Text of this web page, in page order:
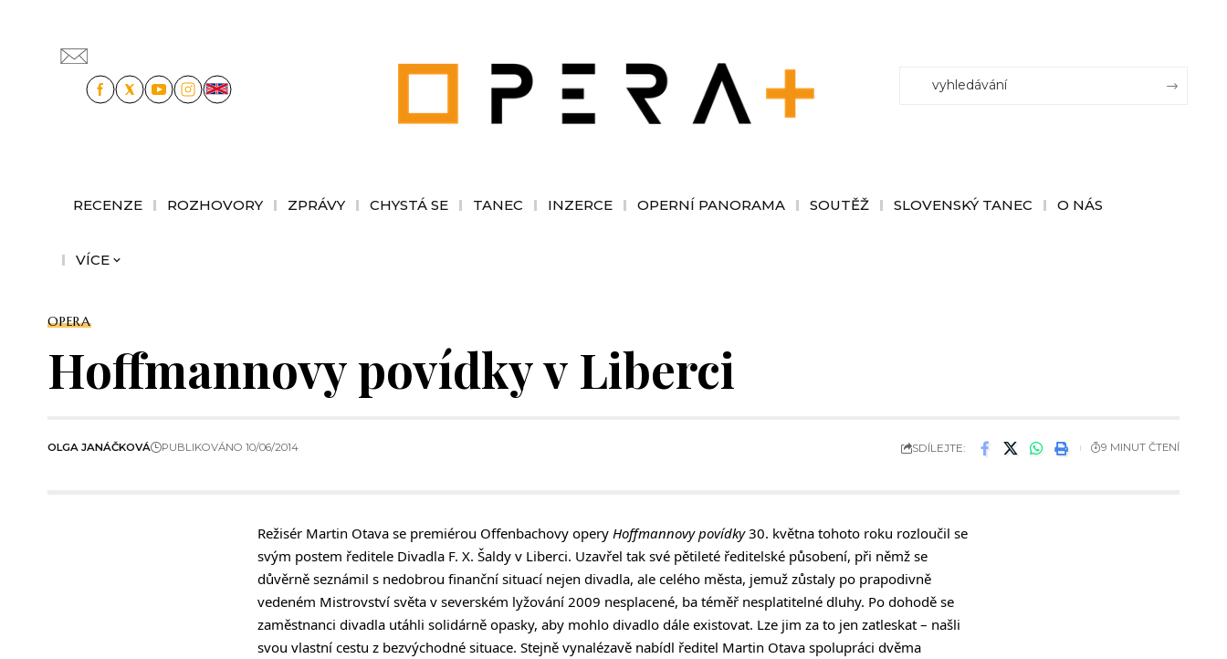
RECENZE ROZHOVORY ZPRÁVY CHYSTÁ SE TANEC INZERCE OPERNÍ PANORAMA SOUTĚŽ SLOVENSKÝ TANEC O NÁS
VÍCE
OPERA
Hoffmannovy povídky v Liberci
OLGA JANÁČKOVÁ PUBLIKOVÁNO 10/06/2014 SDÍLEJTE: 9 MINUT ČTENÍ
Režisér Martin Otava se premiérou Offenbachovy opery Hoffmannovy povídky30. května tohoto roku rozloučil se
svým postem ředitele Divadla F. X. Šaldy v Liberci. Uzavřel tak své pětileté ředitelské působení, při němž se
důvěrně seznámil s nedobrou finanční situací nejen divadla, ale celého města, jemuž zůstaly po prapodivně
vedeném Mistrovství světa v severském lyžování 2009 nesplacené, ba téměř nesplatitelné dluhy. Po dohodě se
zaměstnanci divadla utáhli solidárně opasky, aby mohlo divadlo dále existovat. Lze jim za to jen zatleskat – našli
svou vlastní cestu z bezvýchodné situace. Stejně vynalézavě nabídl ředitel Martin Otava spolupráci dvěma